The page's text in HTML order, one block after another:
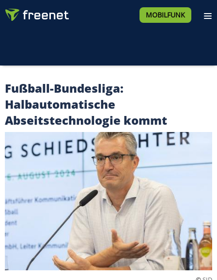
MOBILFUNK
Fußball-Bundesliga:
Halbautomatische
Abseitstechnologie kommt